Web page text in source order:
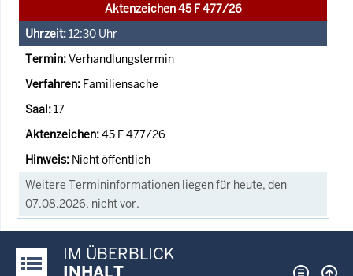
Aktenzeichen 45 F 477/26
12:30 Uhr
Verhandlungstermin
Familiensache
17
45 F 477/26
Nicht öffentlich
Weitere Termininformationen liegen für heute, den
07.08.2026, nicht vor.
Justiz-Portal im Überblick:
IM ÜBERBLICK
INHALT